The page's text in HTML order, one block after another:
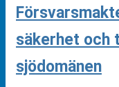
säkerhet och
sjödomänen